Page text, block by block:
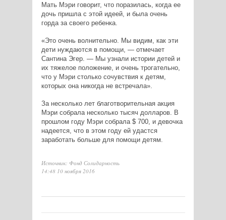
Мать Мэри говорит, что поразилась, когда ее
дочь пришла с этой идеей, и была очень
горда за своего ребенка.
«Это очень волнительно. Мы видим, как эти
дети нуждаются в помощи, — отмечает
Сантина Эгер. — Мы узнали истории детей и
их тяжелое положение, и очень трогательно,
что у Мэри столько сочувствия к детям,
которых она никогда не встречала».
За несколько лет благотворительная акция
Мэри собрала несколько тысяч долларов. В
прошлом году Мэри собрала $ 700, и девочка
надеется, что в этом году ей удастся
заработать больше для помощи детям.
Источник: Фонд Солидарность
14:48 10 ноября 2016